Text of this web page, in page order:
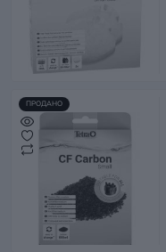
ПРОДАНО